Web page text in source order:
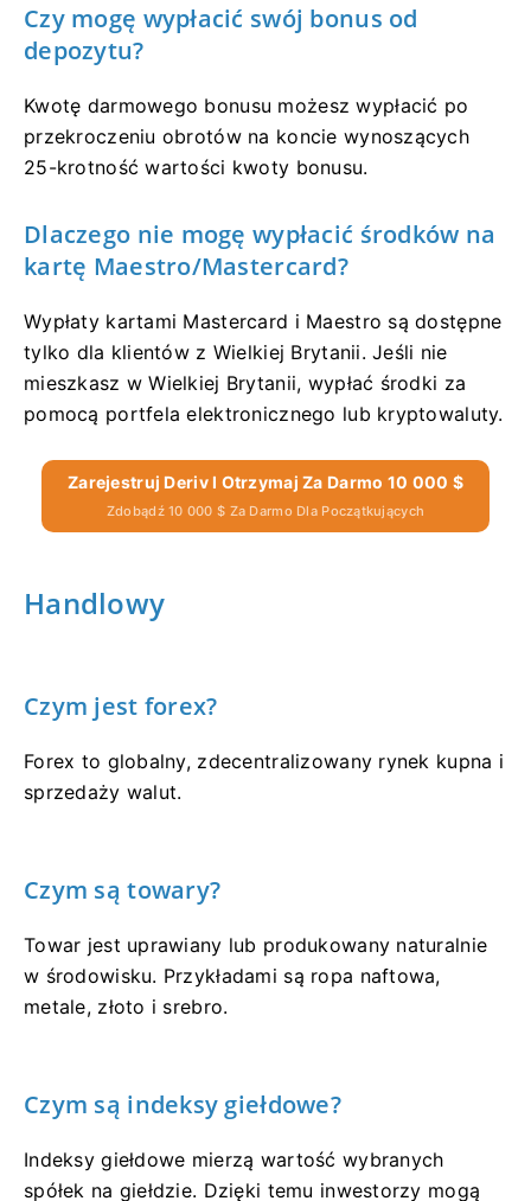
Czy mogę wypłacić swój bonus od
depozytu?
Kwotę darmowego bonusu możesz wypłacić po
przekroczeniu obrotów na koncie wynoszących
25-krotność wartości kwoty bonusu.
Dlaczego nie mogę wypłacić środków na
kartę Maestro/Mastercard?
Wypłaty kartami Mastercard i Maestro są dostępne
tylko dla klientów z Wielkiej Brytanii. Jeśli nie
mieszkasz w Wielkiej Brytanii, wypłać środki za
pomocą portfela elektronicznego lub kryptowaluty.
Zarejestruj Deriv I Otrzymaj Za Darmo 10 000 $
Zdobądź 10 000 $ Za Darmo Dla Początkujących
Handlowy
Czym jest forex?
Forex to globalny, zdecentralizowany rynek kupna i
sprzedaży walut.
Czym są towary?
Towar jest uprawiany lub produkowany naturalnie
w środowisku. Przykładami są ropa naftowa,
metale, złoto i srebro.
Czym są indeksy giełdowe?
Indeksy giełdowe mierzą wartość wybranych
spółek na giełdzie. Dzięki temu inwestorzy mogą